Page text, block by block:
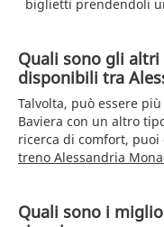
biglietti prendendoli
Quali sono gli
disponibili tra
Talvolta, può essere
Baviera con un altro
ricerca di comfort,
treno Alessandria
Quali sono i